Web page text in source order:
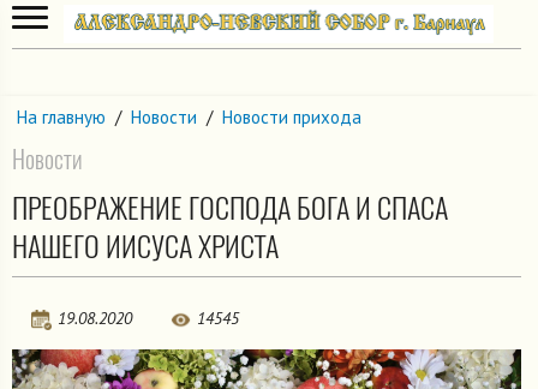
На главную / Новости / Новости прихода
Новости
ПРЕОБРАЖЕНИЕ ГОСПОДА БОГА И СПАСА
НАШЕГО ИИСУСА ХРИСТА
19.08.2020 14545